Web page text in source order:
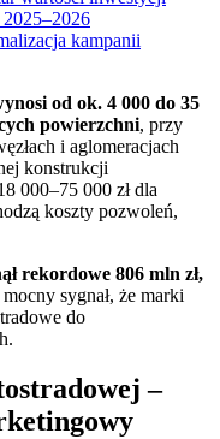
kampanii
od ok. 4 000 do 35
powierzchni, przy
i aglomeracjach
konstrukcji
000–75 000 zł dla
koszty pozwoleń,
rekordowe 806 mln zł,
sygnał, że marki
do
–